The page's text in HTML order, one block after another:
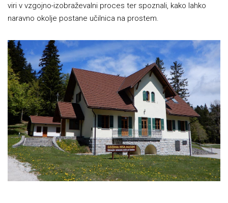
viri v vzgojno-izobraževalni proces ter spoznali, kako lahko
naravno okolje postane učilnica na prostem.